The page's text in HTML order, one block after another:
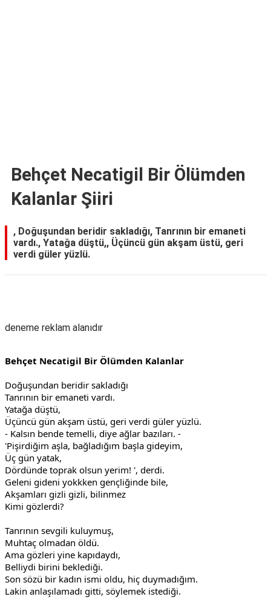
Behçet Necatigil Bir Ölümden
Kalanlar Şiiri
, Doğuşundan beridir sakladığı, Tanrının bir emaneti
vardı., Yatağa düştü,, Üçüncü gün akşam üstü, geri
verdi güler yüzlü.
deneme reklam alanıdır
Behçet Necatigil Bir Ölümden Kalanlar
Doğuşundan beridir sakladığı
Tanrının bir emaneti vardı.
Yatağa düştü,
Üçüncü gün akşam üstü, geri verdi güler yüzlü.
- Kalsın bende temelli, diye ağlar bazıları. -
'Pişirdiğim aşla, bağladığım başla gideyim,
Üç gün yatak,
Dördünde toprak olsun yerim! ', derdi.
Geleni gideni yokkken gençliğinde bile,
Akşamları gizli gizli, bilinmez
Kimi gözlerdi?
Tanrının sevgili kuluymuş,
Muhtaç olmadan öldü.
Ama gözleri yine kapıdaydı,
Belliydi birini beklediği.
Son sözü bir kadın ismi oldu, hiç duymadığım.
Lakin anlaşılamadı gitti, söylemek istediği.